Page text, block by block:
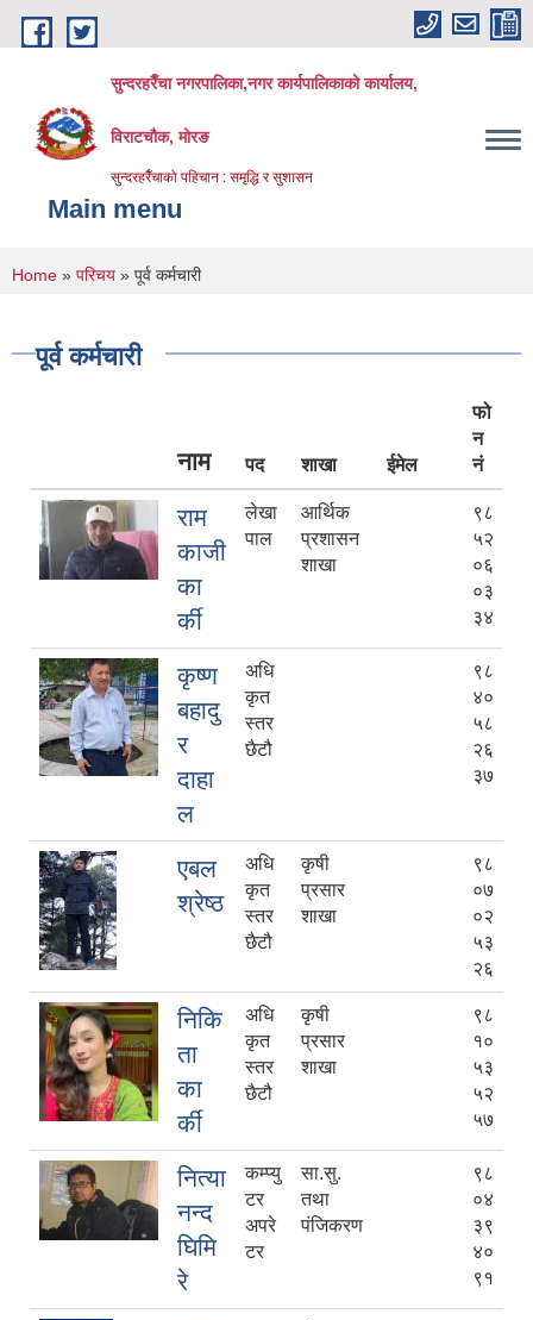
Skip to main content
सुन्दरहरैँचा नगरपालिका,नगर कार्यपालिकाको कार्यालय,
विराटचौक, मोरङ
सुन्दरहरैँचाको पहिचान : समृद्धि र सुशासन
Main menu
You are here
Home » परिचय » पूर्व कर्मचारी
पूर्व कर्मचारी
नाम पद शाखा ईमेल
फो
न
नं
राम
काजी
का
र्की
लेखा
पाल
आर्थिक
प्रशासन
शाखा
९८
५२
०६
०३
३४
कृष्ण
बहादु
र
दाहा
ल
अधि
कृत
स्तर
छैटौ
९८
४०
५८
२६
३७
एबल
श्रेष्ठ
अधि
कृत
स्तर
छैटौ
कृषी
प्रसार
शाखा
९८
०७
०२
५३
२६
निकि
ता
का
र्की
अधि
कृत
स्तर
छैटौ
कृषी
प्रसार
शाखा
९८
१०
५३
५२
५७
नित्या
नन्द
घिमि
रे
कम्प्यु
टर
अपरे
टर
सा.सु.
तथा
पंजिकरण
९८
०४
३९
४०
९१